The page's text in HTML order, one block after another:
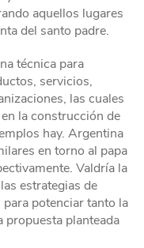
aquellos lugares
del santo padre.
técnica para
servicios,
las cuales
la construcción de
hay. Argentina
en torno al papa
Valdría la
estrategias de
potenciar tanto la
propuesta planteada